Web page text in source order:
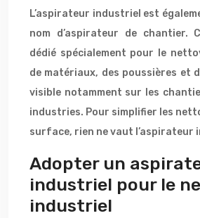
L’aspirateur industriel est
nom d’aspirateur de chantier.
dédié spécialement pour le
de matériaux, des poussières et
visible notamment sur les
industries. Pour simplifier les
surface, rien ne vaut l’aspirateur
Adopter un
industriel pour le
industriel